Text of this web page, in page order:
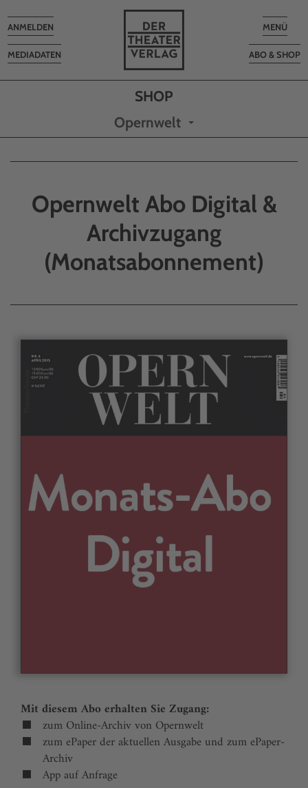
Toggle
MENÜ
ABO & SHOP
MEDIADATEN
Toggle
navigation
ANMELDEN
Opernwelt
Opernwelt Abo Digital &
Archivzugang
(Monatsabonnement)
Mit diesem Abo erhalten Sie Zugang:
zum Online-Archiv von Opernwelt
zum ePaper der aktuellen Ausgabe und zum ePaper-
Archiv
App auf Anfrage